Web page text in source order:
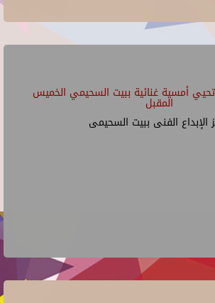
تحيي أمسية غنائية ببيت السحيمي الخميس
المقبل
الإبداع الفنى ببيت السحيمى